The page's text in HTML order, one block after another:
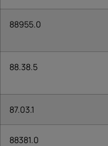
88955.0
88.38.5
87.03.1
88381.0